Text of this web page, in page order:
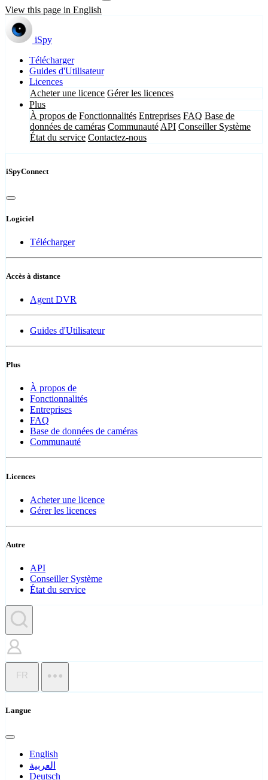
View this page in English
iSpy
Télécharger
Guides d'Utilisateur
Licences
Acheter une licence Gérer les licences
Plus
À propos de Fonctionnalités Entreprises FAQ Base de
données de caméras Communauté API Conseiller Système
État du service Contactez-nous
iSpyConnect
Logiciel
Télécharger
Accès à distance
Agent DVR
Guides d'Utilisateur
Plus
À propos de
Fonctionnalités
Entreprises
FAQ
Base de données de caméras
Communauté
Licences
Acheter une licence
Gérer les licences
Autre
API
Conseiller Système
État du service
FR
Langue
English
العربية
Deutsch